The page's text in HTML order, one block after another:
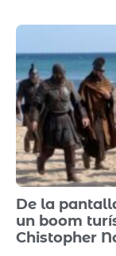
De la
un boom
Chistopher